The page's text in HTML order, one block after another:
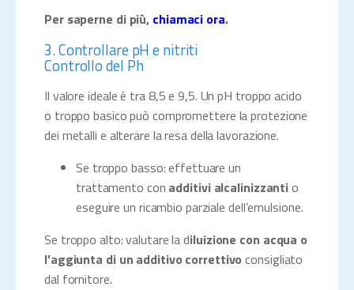
Per saperne di più, chiamaci ora.
3. Controllare pH e nitriti
Controllo del Ph
Il valore ideale è tra 8,5 e 9,5. Un pH troppo acido
o troppo basico può compromettere la protezione
dei metalli e alterare la resa della lavorazione.
Se troppo basso: effettuare un
trattamento con additivi alcalinizzantio
eseguire un ricambio parziale dell’emulsione.
Se troppo alto: valutare la diluizione con acqua o
l’aggiunta di un additivo correttivoconsigliato
dal fornitore.